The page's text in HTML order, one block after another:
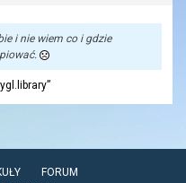
i nie wiem co i gdzie
FORUM